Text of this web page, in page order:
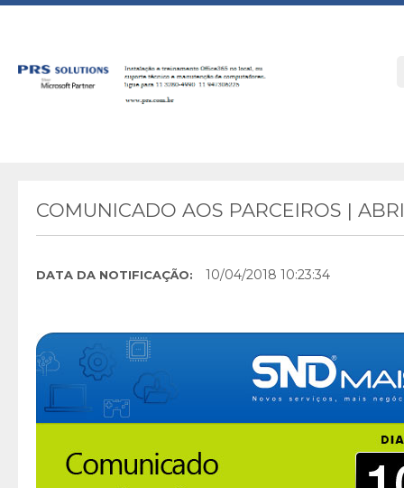
COMUNICADO AOS PARCEIROS |
DATA DA NOTIFICAÇÃO: 10/04/2018 10:23:34